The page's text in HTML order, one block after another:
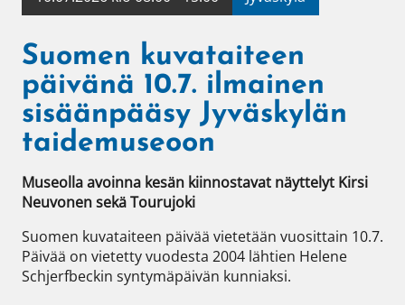
Suomen kuvataiteen
päivänä 10.7. ilmainen
sisäänpääsy Jyväskylän
taidemuseoon
Museolla avoinna kesän kiinnostavat näyttelyt Kirsi
Neuvonen sekä Tourujoki
Suomen kuvataiteen päivää vietetään vuosittain 10.7.
Päivää on vietetty vuodesta 2004 lähtien Helene
Schjerfbeckin syntymäpäivän kunniaksi.